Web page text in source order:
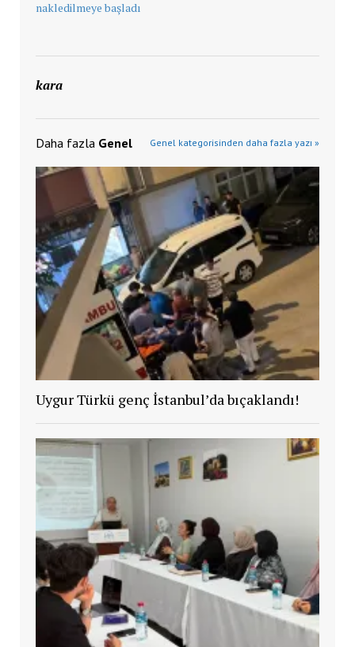
nakledilmeye başladı
kara
Daha fazla Genel Genel kategorisinden daha fazla yazı »
Uygur Türkü genç İstanbul’da bıçaklandı!